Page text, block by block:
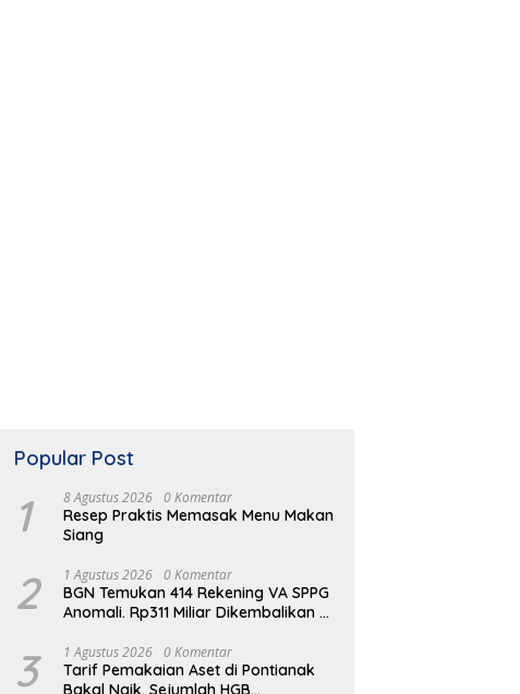
Cara Sederhana Mengolah
Sampah Plastik Rumah
Asupan Nutrisi Anak
Popular Post
1 8 Agustus 2026 0 Komentar
Resep Praktis Memasak Menu Makan
Siang
2 1 Agustus 2026 0 Komentar
BGN Temukan 414 Rekening VA SPPG
Anomali. Rp311 Miliar Dikembalikan ke
3 1 Agustus 2026 0 Komentar
Tarif Pemakaian Aset di Pontianak
Bakal Naik. Sejumlah HGB